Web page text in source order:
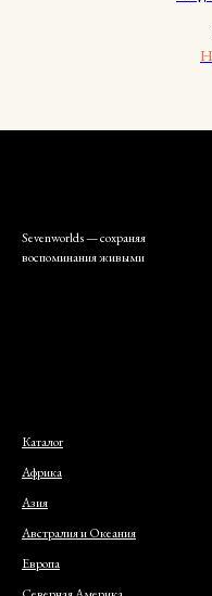
Sevenworlds — сохраняя
воспоминания живыми
Каталог
Африка
Азия
Австралия и Океания
Европа